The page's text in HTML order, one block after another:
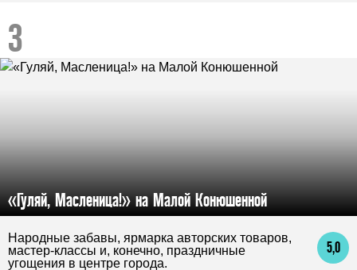
«Гуляй, Масленица!» на Малой Конюшенной
5,0
Народные забавы, ярмарка авторских товаров,
мастер-классы и, конечно, праздничные
угощения в центре города.